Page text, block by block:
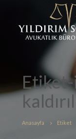
Etiket-
Anasayfa Etiket